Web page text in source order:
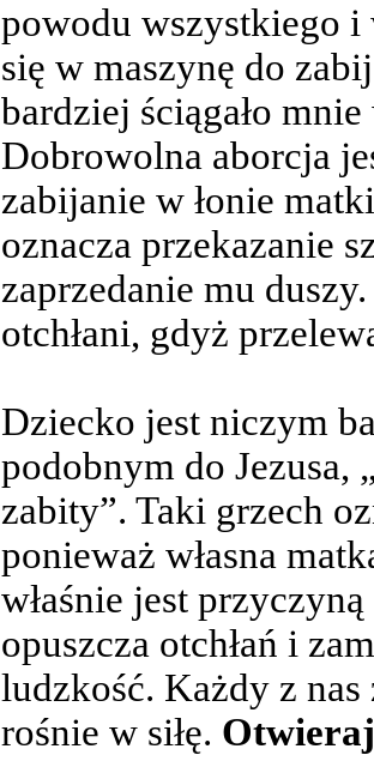
powodu wszystkiego i
się w maszynę do
bardziej ściągało
Dobrowolna aborcja
zabijanie w łonie
oznacza przekazanie
zaprzedanie mu
otchłani, gdyż
Dziecko jest niczym
podobnym do Jezusa,
zabity”. Taki grzech
ponieważ własna
właśnie jest
opuszcza otchłań i
ludzkość. Każdy z nas
rośnie w siłę.